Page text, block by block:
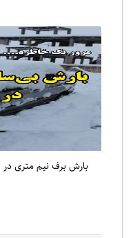
بارش برف نیم متری